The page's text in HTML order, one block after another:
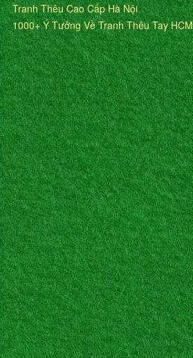
Tranh Thêu Cao Cấp Hà Nội
1000+ Ý Tưởng Về Tranh Thêu Tay HCM